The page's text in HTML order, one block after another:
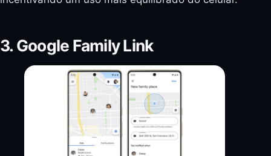
3. Google Family Link